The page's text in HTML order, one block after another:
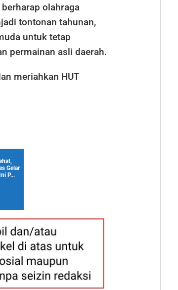
olahraga
tontonan tahunan,
untuk tetap
permainan asli daerah.
meriahkan HUT
Gelar
P...